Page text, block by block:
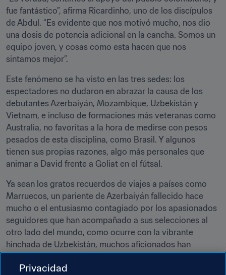
fue fantástico”, afirma Ricardinho, uno de los discípulos
de Abdul. “Es evidente que nos motivó mucho, nos dio
una dosis de potencia adicional en la cancha. Somos un
equipo joven, y cosas como esta hacen que nos
sintamos mejor”.
Este fenómeno se ha visto en las tres sedes: los
espectadores no dudaron en abrazar la causa de los
debutantes Azerbaiyán, Mozambique, Uzbekistán y
Vietnam, e incluso de formaciones más veteranas como
Australia, no favoritas a la hora de medirse con pesos
pesados de esta disciplina, como Brasil. Y algunos
tienen sus propias razones, algo más personales que
animar a David frente a Goliat en el fútsal.
Ya sean los gratos recuerdos de viajes a países como
Marruecos, un pariente de Azerbaiyán fallecido hace
mucho o el entusiasmo contagiado por los apasionados
seguidores que han acompañado a sus selecciones al
otro lado del mundo, como ocurre con la vibrante
hinchada de Uzbekistán, muchos aficionados han
selección. O, como explica simplemente Durán: “Aquí
Privacidad